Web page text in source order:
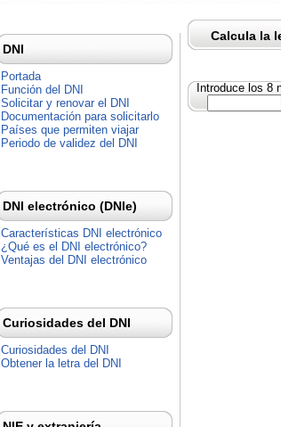
Calcula la
Introduce los 8
DNI
Portada
Función del DNI
Solicitar y renovar el DNI
Documentación para solicitarlo
Países que permiten viajar
Periodo de validez del DNI
DNI electrónico (DNIe)
Características DNI electrónico
¿Qué es el DNI electrónico?
Ventajas del DNI electrónico
Curiosidades del DNI
Curiosidades del DNI
Obtener la letra del DNI